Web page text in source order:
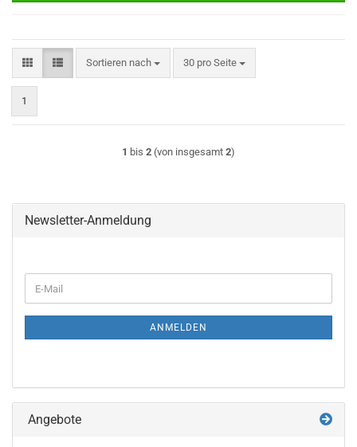
Sortieren nach
Sortieren nach 30 pro Seite
pro Seite
1
1 bis 2 (von insgesamt 2)
Newsletter-Anmeldung
ZUR
E-
Mail
ANMELDEN
Angebote